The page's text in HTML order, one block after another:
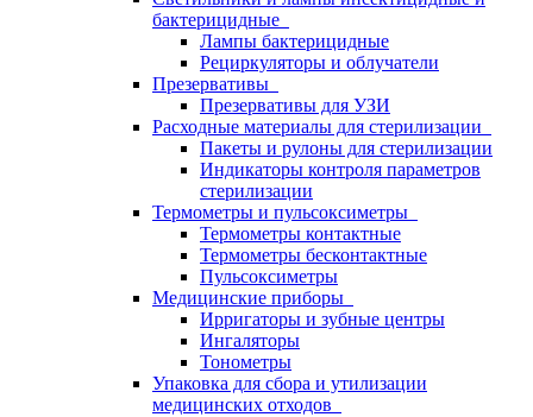
бактерицидные
Лампы бактерицидные
Рециркуляторы и облучатели
Презервативы
Презервативы для УЗИ
Расходные материалы для стерилизации
Пакеты и рулоны для стерилизации
Индикаторы контроля параметров
стерилизации
Термометры и пульсоксиметры
Термометры контактные
Термометры бесконтактные
Пульсоксиметры
Медицинские приборы
Ирригаторы и зубные центры
Ингаляторы
Тонометры
Упаковка для сбора и утилизации
медицинских отходов